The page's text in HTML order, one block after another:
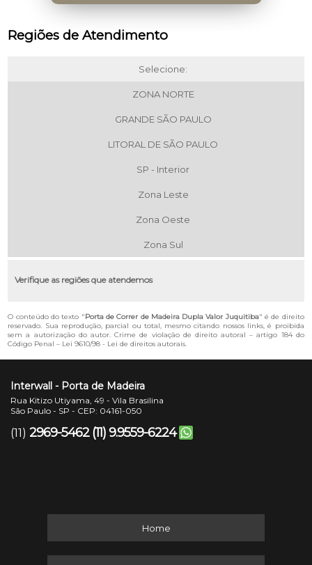
Regiões de Atendimento
Selecione:
ZONA NORTE
GRANDE SÃO PAULO
LITORAL DE SÃO PAULO
SP - Interior
Zona Leste
Zona Oeste
Zona Sul
Verifique as regiões que atendemos
O conteúdo do texto "Porta de Correr de Madeira Dupla Valor Juquitiba" é de direito
reservado. Sua reprodução, parcial ou total, mesmo citando nossos links, é proibida
sem a autorização do autor. Crime de violação de direito autoral – artigo 184 do
Código Penal – Lei 9610/98 - Lei de direitos autorais.
Interwall - Porta de Madeira
Rua Kitizo Utiyama, 49 - Vila Brasilina
São Paulo - SP - CEP: 04161-050
(11) 2969-5462 (11) 9.9559-6224
Home